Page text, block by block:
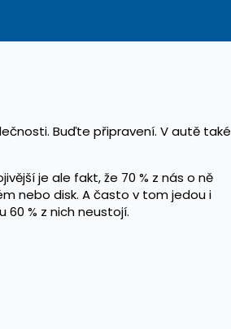
Buďte připravení. V autě také
je ale fakt, že 70 % z nás o ně
nebo disk. A často v tom jedou i
% z nich neustojí.